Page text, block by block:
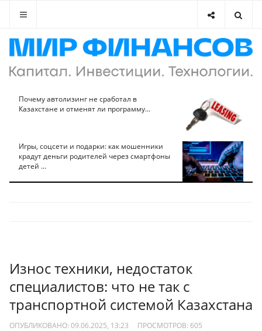
Почему автолизинг не сработал в
Казахстане и отменят ли программу...
Игры, соцсети и подарки: как мошенники
крадут деньги родителей через смартфоны
детей ...
Износ техники, недостаток
специалистов: что не так с
транспортной системой Казахстана
ОПУБЛИКОВАНО: 09.06.2025, 13:23 ПРОСМОТРОВ: 605